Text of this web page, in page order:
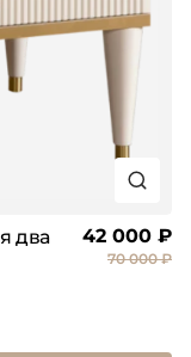
два
42 000 ₽
70 000 ₽